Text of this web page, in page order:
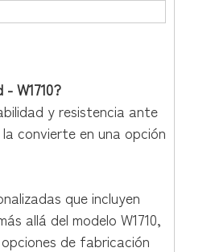
W1710?
y resistencia ante
convierte en una opción
que incluyen
allá del modelo W1710,
de fabricación